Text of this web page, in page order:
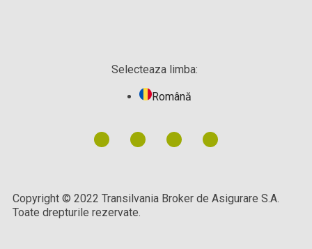
Selecteaza limba:
Română
Copyright © 2022 Transilvania Broker de Asigurare S.A.
Toate drepturile rezervate.